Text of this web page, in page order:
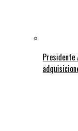
Presidente